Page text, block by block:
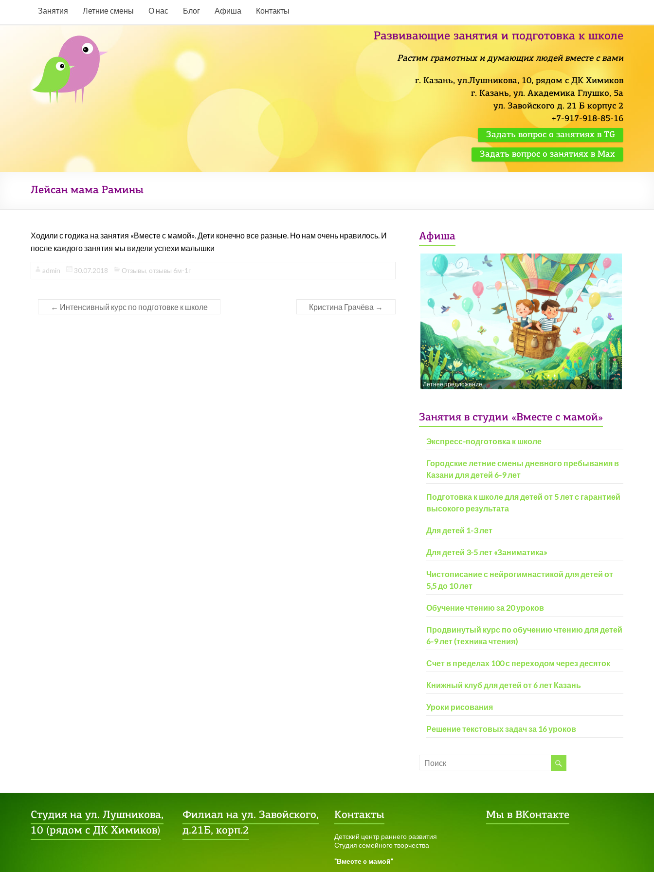
Занятия Летние смены О нас Блог Афиша Контакты
Развивающие занятия и подготовка к школе
Растим грамотных и думающих людей вместе с вами
г. Казань, ул.Лушникова, 10, рядом с ДК Химиков
г. Казань, ул. Академика Глушко, 5а
ул. Завойского д. 21 Б корпус 2
+7-917-918-85-16
Задать вопрос о занятиях в TG
Задать вопрос о занятиях в Max
Лейсан мама Рамины
Ходили с годика на занятия «Вместе с мамой». Дети конечно все разные. Но нам очень нравилось. И
после каждого занятия мы видели успехи малышки
admin 30.07.2018 Отзывы отзывы 6м-1г
← Интенсивный курс по подготовке к школе Кристина Грачёва →
Афиша
Летнее предложение
Занятия в студии «Вместе с мамой»
Экспресс-подготовка к школе
Городские летние смены дневного пребывания в
Казани для детей 6-9 лет
Подготовка к школе для детей от 5 лет с гарантией
высокого результата
Для детей 1-3 лет
Для детей 3-5 лет «Заниматика»
Чистописание с нейрогимнастикой для детей от
5,5 до 10 лет
Обучение чтению за 20 уроков
Продвинутый курс по обучению чтению для детей
6-9 лет (техника чтения)
Счет в пределах 100 с переходом через десяток
Книжный клуб для детей от 6 лет Казань
Уроки рисования
Решение текстовых задач за 16 уроков
Студия на ул. Лушникова,
10 (рядом с ДК Химиков)
Филиал на ул. Завойского,
д.21Б, корп.2
Контакты
Детский центр раннего развития
Студия семейного творчества
"Вместе с мамой"
Мы в ВКонтакте